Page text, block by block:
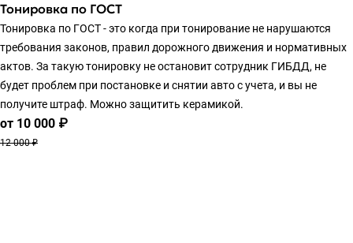
Тонировка по ГОСТ
Тонировка по ГОСТ - это когда при тонирование не нарушаются
требования законов, правил дорожного движения и нормативных
актов. За такую тонировку не остановит сотрудник ГИБДД, не
будет проблем при постановке и снятии авто с учета, и вы не
получите штраф. Можно защитить керамикой.
от 10 000 ₽
12 000 ₽